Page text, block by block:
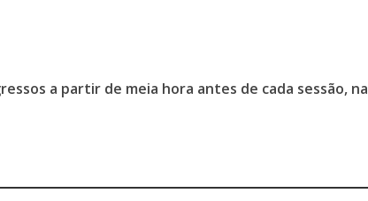
a partir de meia hora antes de cada sessão, na